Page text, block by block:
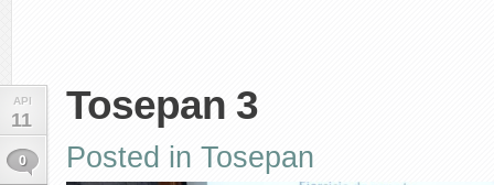
API
11
0
Tosepan 3
Posted in Tosepan